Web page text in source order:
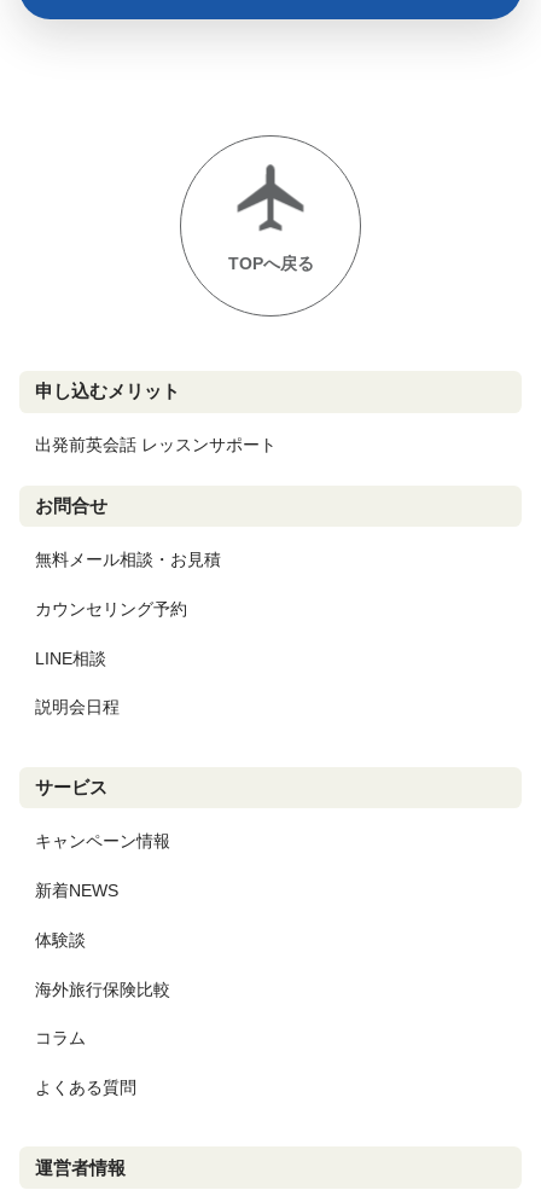
TOPへ戻る
申し込むメリット
出発前英会話 レッスンサポート
お問合せ
無料メール相談・お見積
カウンセリング予約
LINE相談
説明会日程
サービス
キャンペーン情報
新着NEWS
体験談
海外旅行保険比較
コラム
よくある質問
運営者情報